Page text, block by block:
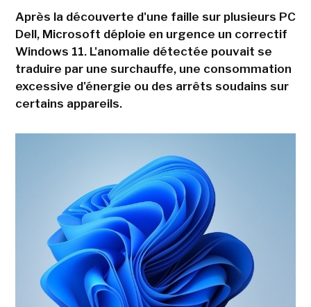
Après la découverte d'une faille sur plusieurs PC
Dell, Microsoft déploie en urgence un correctif
Windows 11. L'anomalie détectée pouvait se
traduire par une surchauffe, une consommation
excessive d'énergie ou des arrêts soudains sur
certains appareils.